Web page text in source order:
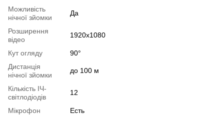
Можливість
нічної зйомки
Да
Розширення
відео
1920x1080
Кут огляду
90°
Дистанція
нічної зйомки
до 100 м
Кількість ІЧ-
світлодіодів
12
Мікрофон
Есть